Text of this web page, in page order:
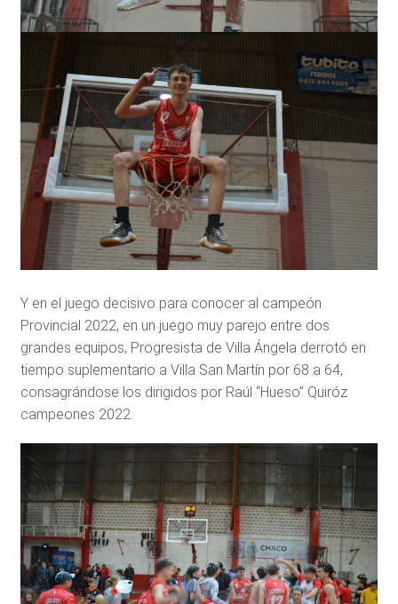
Y en el juego decisivo para conocer al campeón
Provincial 2022, en un juego muy parejo entre dos
grandes equipos, Progresista de Villa Ángela derrotó en
tiempo suplementario a Villa San Martín por 68 a 64,
consagrándose los dirigidos por Raúl “Hueso” Quiróz
campeones 2022.